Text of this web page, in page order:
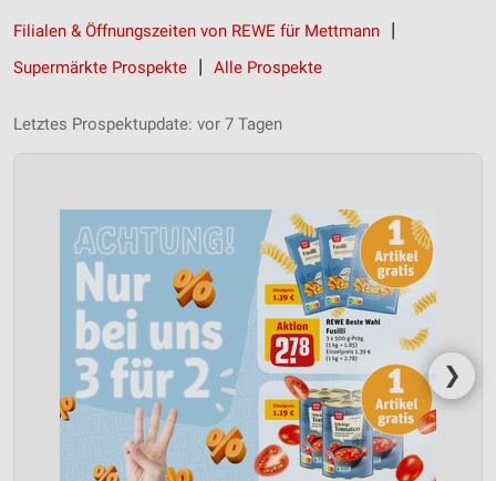
Filialen & Öffnungszeiten von REWE für Mettmann
Supermärkte Prospekte
Alle Prospekte
Letztes Prospektupdate: vor 7 Tagen
❯